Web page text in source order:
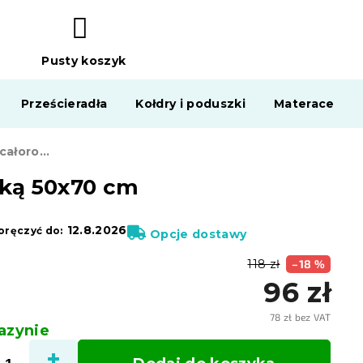
KOSZYK
Pusty koszyk
Prześcieradła Kołdry i poduszki Materace
Luksusowa kołdra całoroczna pikowana 140x200 cm z poduszką 50x70 cm
50x70 cm
118 zł –18 %
96 zł
78 zł bez VAT
do: 12.8.2026 Opcje dostawy